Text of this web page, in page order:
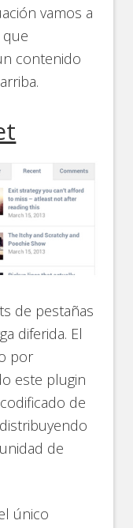
vamos a
contenido
de pestañas
diferida. El
por
este plugin
de
de
único